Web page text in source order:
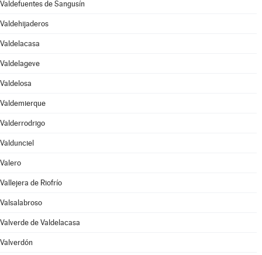
Valdefuentes de Sangusín
Valdehijaderos
Valdelacasa
Valdelageve
Valdelosa
Valdemierque
Valderrodrigo
Valdunciel
Valero
Vallejera de Riofrío
Valsalabroso
Valverde de Valdelacasa
Valverdón